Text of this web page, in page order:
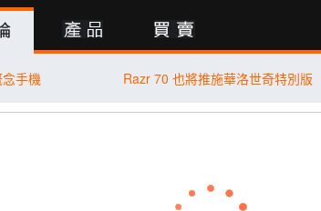
手機 Razr 70 也將推施華洛世奇特別版